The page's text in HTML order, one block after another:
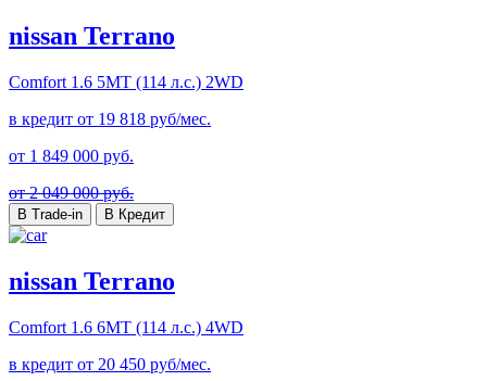
nissan Terrano
Comfort 1.6 5МТ (114 л.с.) 2WD
в кредит от 19 818 руб/мес.
от 1 849 000 руб.
от 2 049 000 руб.
В Trade-in В Кредит
nissan Terrano
Comfort 1.6 6МТ (114 л.с.) 4WD
в кредит от 20 450 руб/мес.